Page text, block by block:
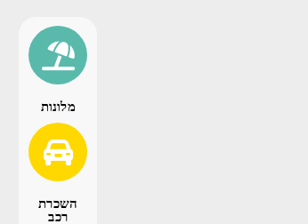
מלונות
השכרת
רכב